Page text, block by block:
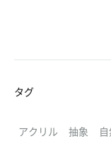
タグ
アクリル 抽象